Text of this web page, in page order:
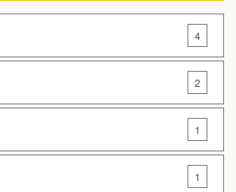
4
2
1
1